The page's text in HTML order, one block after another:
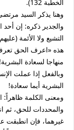
الخطبة 132).
وهنا يذكر السيد
والجدير ذكره: إن
التشيع ولا الأئمة
هذه «اعرف الحق
منهاجا لسعادة البشرية!
وبالفعل إذا عملت
البشرية أيما سعادة!
ومعنى الكلمة ظاهراً:
والمحددات للحق، ثم
غيرهما، فإن انطبقت